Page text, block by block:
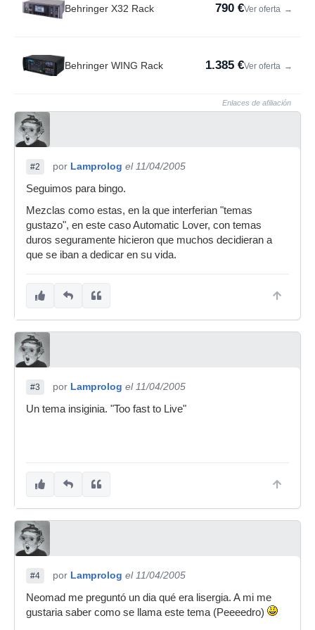
Behringer X32 Rack 790 €Ver oferta →
Behringer WING Rack 1.385 €Ver oferta →
Enlaces de afiliación
#2 por Lamprolog el 11/04/2005
Seguimos para bingo.
Mezclas como estas, en la que interferian "temas
gustazo", en este caso Automatic Lover, con temas
duros seguramente hicieron que muchos decidieran a
que se iban a dedicar en su vida.
#3 por Lamprolog el 11/04/2005
Un tema insiginia. "Too fast to Live"
#4 por Lamprolog el 11/04/2005
Neomad me preguntó un dia qué era lisergia. A mi me
gustaria saber como se llama este tema (Peeeedro)